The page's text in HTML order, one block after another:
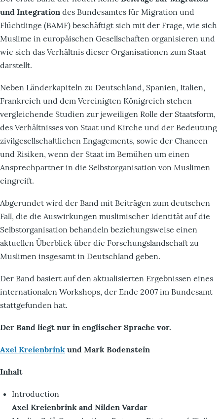
und Integration des Bundesamtes für Migration und
Flüchtlinge (BAMF) beschäftigt sich mit der Frage, wie sich
Muslime in europäischen Gesellschaften organisieren und
wie sich das Verhältnis dieser Organisationen zum Staat
darstellt.
Neben Länderkapiteln zu Deutschland, Spanien, Italien,
Frankreich und dem Vereinigten Königreich stehen
vergleichende Studien zur jeweiligen Rolle der Staatsform,
des Verhältnisses von Staat und Kirche und der Bedeutung
zivilgesellschaftlichen Engagements, sowie der Chancen
und Risiken, wenn der Staat im Bemühen um einen
Ansprechpartner in die Selbstorganisation von Muslimen
eingreift.
Abgerundet wird der Band mit Beiträgen zum deutschen
Fall, die die Auswirkungen muslimischer Identität auf die
Selbstorganisation behandeln beziehungsweise einen
aktuellen Überblick über die Forschungslandschaft zu
Muslimen insgesamt in Deutschland geben.
Der Band basiert auf den aktualisierten Ergebnissen eines
internationalen Workshops, der Ende 2007 im Bundesamt
stattgefunden hat.
Der Band liegt nur in englischer Sprache vor.
Axel Kreienbrink und Mark Bodenstein
Inhalt
Introduction
Axel Kreienbrink and Nilden Vardar